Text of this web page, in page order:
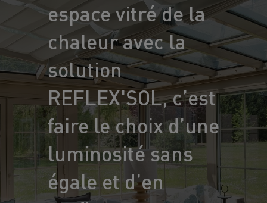
espace vitré de la
chaleur avec la
solution
REFLEX'SOL, c’est
faire le choix d’une
luminosité sans
égale et d’en